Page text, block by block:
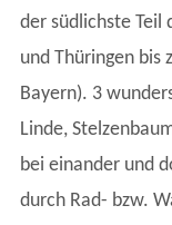
der südlichste Teil
und Thüringen bis
Bayern). 3
Linde,
bei einander und
durch Rad- bzw.